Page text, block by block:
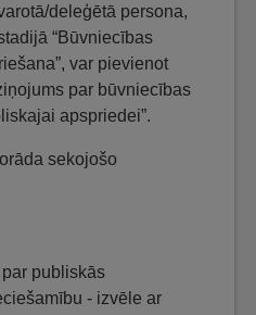
deleģētā persona,
“Būvniecības
var pievienot
par būvniecības
apspriedei”.
sekojošo
publiskās
- izvēle ar